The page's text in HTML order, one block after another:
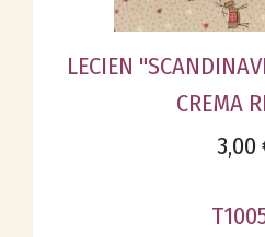
LECIEN
CREMA
3,00